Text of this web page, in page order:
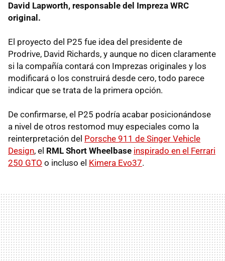
David Lapworth, responsable del Impreza WRC
original.
El proyecto del P25 fue idea del presidente de
Prodrive, David Richards, y aunque no dicen claramente
si la compañía contará con Imprezas originales y los
modificará o los construirá desde cero, todo parece
indicar que se trata de la primera opción.
De confirmarse, el P25 podría acabar posicionándose
a nivel de otros restomod muy especiales como la
reinterpretación del Porsche 911 de Singer Vehicle
Design, el RML Short Wheelbase inspirado en el Ferrari
250 GTO o incluso el Kimera Evo37.